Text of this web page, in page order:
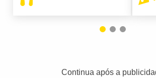
Continua após a